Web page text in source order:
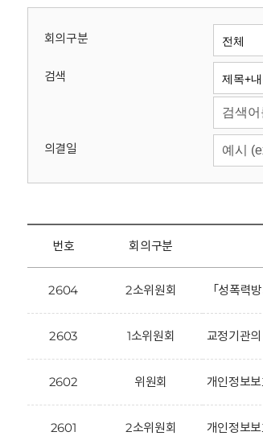
회
회의구분
검색
의결일
번호 회의구분
2604 2소위원회 「성폭력
2603 1소위원회 교정기관
2602 위원회 개인정보
2601 2소위원회 개인정보